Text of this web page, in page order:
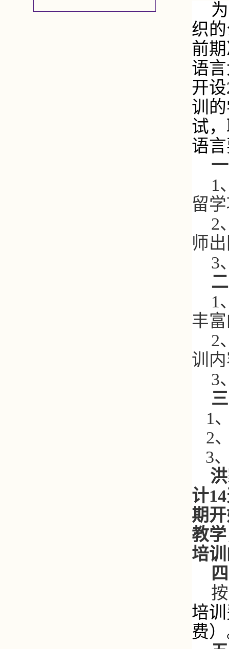
织
前
语
开设
训
试
语
1
留
2
师
3
1
丰
2
训
3
1
2
3
计14
期
教
培
按
培
费